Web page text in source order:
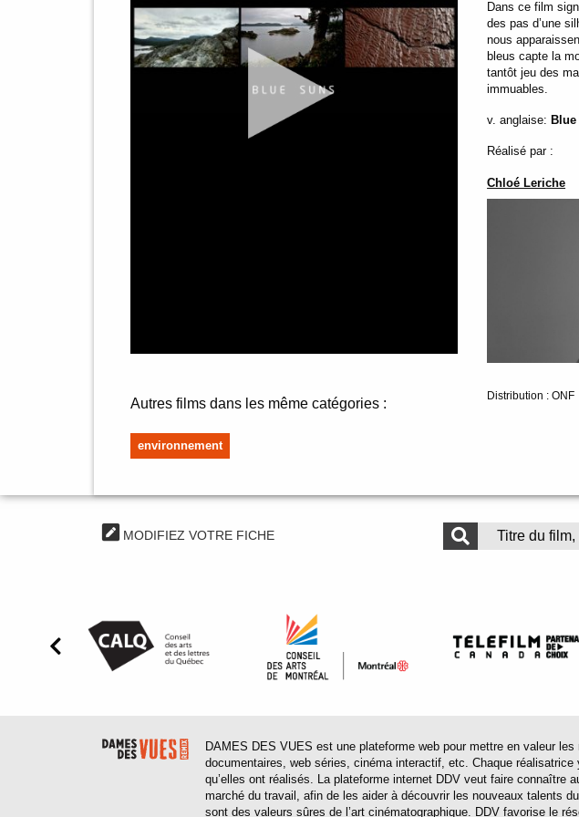
Autres films dans les même catégories :
environnement
Dans ce film
des pas d’une
nous
bleus capte la
tantôt jeu des
immuables.
v. anglaise: Blue
Réalisé par :
Chloé Leriche
Distribution : ONF
MODIFIEZ VOTRE FICHE
DAMES DES VUES est une plateforme web pour mettre en valeur
documentaires, web séries, cinéma interactif, etc. Chaque
qu’elles ont réalisés. La plateforme internet DDV veut faire
marché du travail, afin de les aider à découvrir les nouveaux talents
sont des valeurs sûres de l’art cinématographique. DDV favorise le